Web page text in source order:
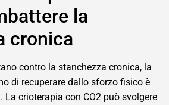
la
cronica
contro la stanchezza cronica, la
di recuperare dallo sforzo fisico è
La crioterapia con CO2 può svolgere